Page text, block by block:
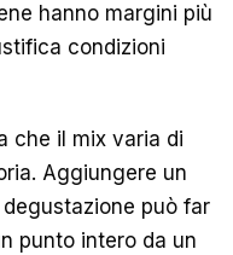
hanno margini più
condizioni
che il mix varia di
Aggiungere un
può far
punto intero da un